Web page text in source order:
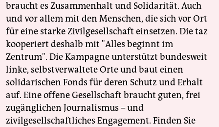
braucht es Zusammenhalt und Solidarität. Auch
und vor allem mit den Menschen, die sich vor Ort
für eine starke Zivilgesellschaft einsetzen. Die taz
kooperiert deshalb mit "Alles beginnt im
Zentrum". Die Kampagne unterstützt bundesweit
linke, selbstverwaltete Orte und baut einen
solidarischen Fonds für deren Schutz und Erhalt
auf. Eine offene Gesellschaft braucht guten, frei
zugänglichen Journalismus – und
zivilgesellschaftliches Engagement. Finden Sie